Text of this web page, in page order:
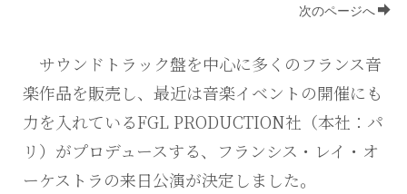
次のページへ
サウンドトラック盤を中心に多くのフランス音
楽作品を販売し、最近は音楽イベントの開催にも
力を入れているFGL PRODUCTION社（本社：パ
リ）がプロデュースする、フランシス・レイ・オ
ーケストラの来日公演が決定しました。